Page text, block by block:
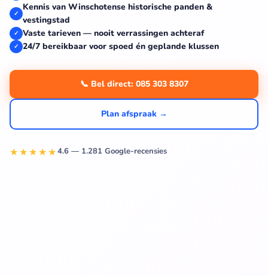
✓
Kennis van Winschotense historische panden &
vestingstad
✓ Vaste tarieven — nooit verrassingen achteraf
✓ 24/7 bereikbaar voor spoed én geplande klussen
📞 Bel direct: 085 303 8307
Plan afspraak →
★★★★★4.6 — 1.281 Google-recensies